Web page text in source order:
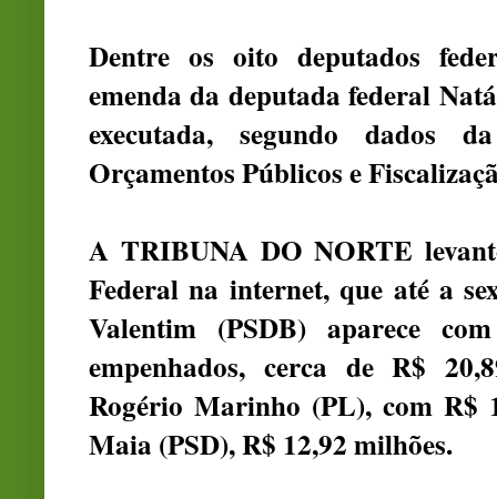
Dentre os oito deputados
emenda da deputada federal
executada, segundo dados
Orçamentos Públicos e
A TRIBUNA DO NORTE
Federal na internet, que até a
Valentim (PSDB) aparece
empenhados, cerca de R$
Rogério Marinho (PL), com R$
Maia (PSD), R$ 12,92 milhões.